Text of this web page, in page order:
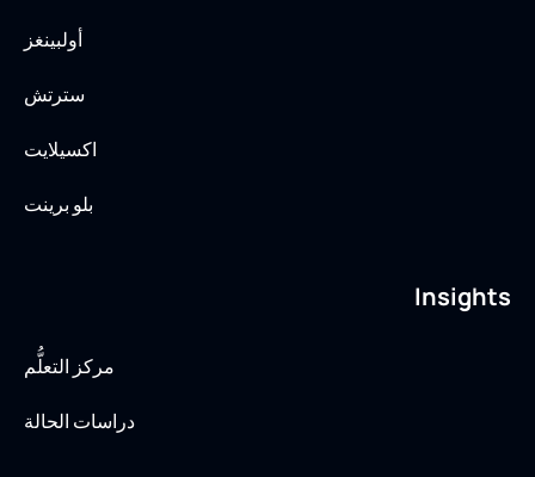
أولبينغز
سترتش
اكسيلايت
بلو برينت
Insights
مركز التعلُّم
دراسات الحالة